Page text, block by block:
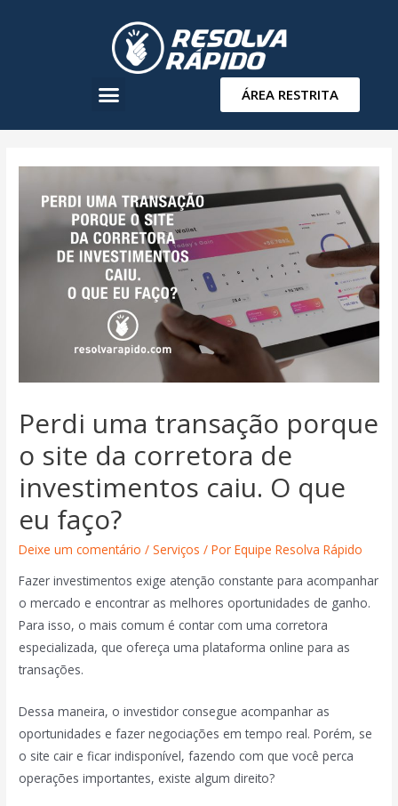
ÁREA RESTRITA
Perdi uma transação porque
o site da corretora de
investimentos caiu. O que
eu faço?
Deixe um comentário /Serviços / PorEquipe Resolva Rápido
Fazer investimentos exige atenção constante para acompanhar
o mercado e encontrar as melhores oportunidades de ganho.
Para isso, o mais comum é contar com uma corretora
especializada, que ofereça uma plataforma online para as
transações.
Dessa maneira, o investidor consegue acompanhar as
oportunidades e fazer negociações em tempo real. Porém, se
o site cair e ficar indisponível, fazendo com que você perca
operações importantes, existe algum direito?